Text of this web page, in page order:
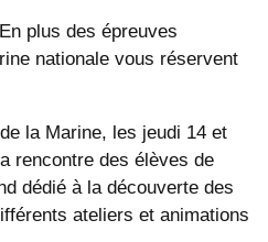
En plus des épreuves
nationale vous réservent
la Marine, les jeudi 14 et
rencontre des élèves de
dédié à la découverte des
ateliers et animations